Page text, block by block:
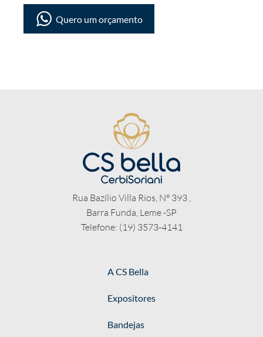
Quero um orçamento
Rua Bazílio Villa Rios, N° 393 ,
Barra Funda, Leme -SP
Telefone: (19) 3573-4141
A CS Bella
Expositores
Bandejas